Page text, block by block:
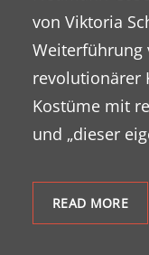
von Viktoria
Weiterführung
revolutionärer
Kostüme mit
und „dieser
READ MORE